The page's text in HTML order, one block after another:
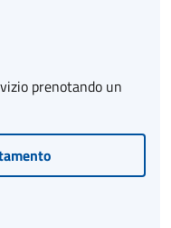
prenotando un